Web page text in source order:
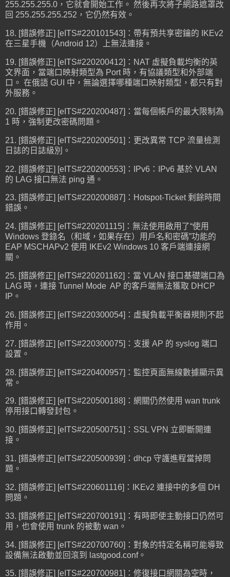
255.255.255.0，它就會開始工作。 然後再次將子網路遮罩改
回 255.255.255.252，它仍然有效。
18. [錯誤修正] [eITS#220101543]：帶有預共享密鑰的 IKEv2
在三星手機（Android 12）上無法連接。
19. [錯誤修正] [eITS#220200412]：NAT 虛擬負載均衡的英
文界面，當端口映射類型為 Port 時，有協議類型和外部端
口。 在俄語 GUI 中，無論選擇哪種端口映射類型，都只有對
外服務。
20. [錯誤修正] [eITS#220200487]：當每個帳戶的最大限制為
1 時，強制更改密碼問題。
21. [錯誤修正] [eITS#220200501]：更改異常 TCP 流量檢測
日誌的日誌級別。
22. [錯誤修正] [eITS#220200553]：IPv6：IPv6 基於 VLAN
的 LAG 接口無法 ping 通。
23. [錯誤修正] [eITS#220200887]：Hotspot-Ticket 剩餘時間
錯誤。
24. [錯誤修正] [eITS#220201115]：無法使用啟用了“使用
Windows 登錄名（和域，如果存在）用戶名和密碼”功能的
EAP MSCHAPv2 使用 IKEv2 Windows 10 客戶端連接網
關。
25. [錯誤修正] [eITS#220201162]：當 VLAN 接口基礎端口為
LAG 時，連接 Tunnel Mode AP 的客戶端無法獲取 DHCP
IP。
26. [錯誤修正] [eITS#220300054]：虛擬負載平衡​​器規則不起
作用。
27. [錯誤修正] [eITS#220300075]：支援 AP 的 syslog 端口
設置。
28. [錯誤修正] [eITS#220400957]：監控頁面無線數據顯示異
常。
29. [錯誤修正] [eITS#220500188]：網關仍然使用 wan trunk
停用接口轉發封包。
30. [錯誤修正] [eITS#220500751]：SSL VPN 立即斷開連
接。
31. [錯誤修正] [eITS#220500939]：dhcp 守護進程當掉問
題。
32. [錯誤修正] [eITS#220601116]：IKEv2 連接中的多個 DH
問題。
33. [錯誤修正] [eITS#220700191]：有時即使主動接口仍然可
用，也會使用 trunk 的被動 wan。
34. [錯誤修正] [eITS#220700760]：對象的特定名稱可能導致
設備無法啟動並回滾到 lastgood.conf。
35. [錯誤修正] [eITS#220700981]：修復接口網關為空時，